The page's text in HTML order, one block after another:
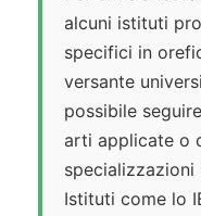
alcuni istituti
specifici in
versante
possibile
arti applicate o
specializzazioni
Istituti come lo